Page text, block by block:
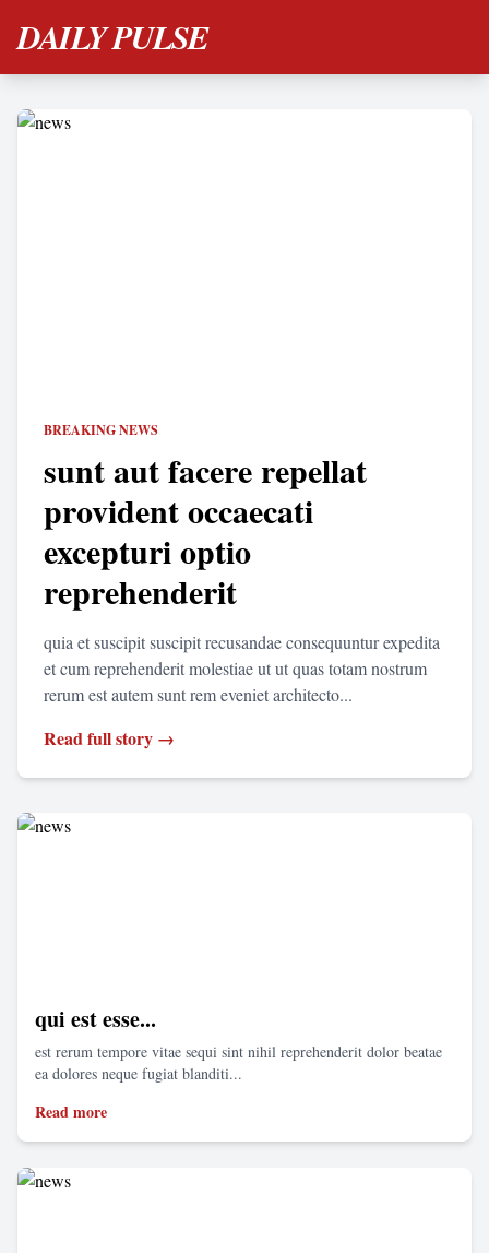
DAILY PULSE
BREAKING NEWS
sunt aut facere repellat
provident occaecati
excepturi optio
reprehenderit
quia et suscipit suscipit recusandae consequuntur expedita
et cum reprehenderit molestiae ut ut quas totam nostrum
rerum est autem sunt rem eveniet architecto...
Read full story →
qui est esse...
est rerum tempore vitae sequi sint nihil reprehenderit dolor beatae
ea dolores neque fugiat blanditi...
Read more